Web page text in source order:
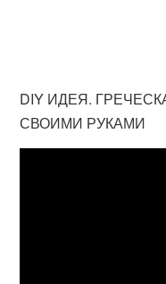
DIY ИДЕЯ.
СВОИМИ РУКАМИ